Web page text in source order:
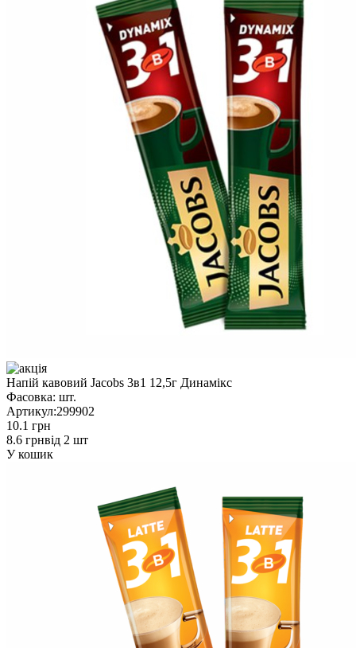
Напій кавовий Jacobs 3в1 12,5г Динамікс
Фасовка: шт.
Артикул:299902
10.1 грн
8.6 грнвід 2 шт
У кошик